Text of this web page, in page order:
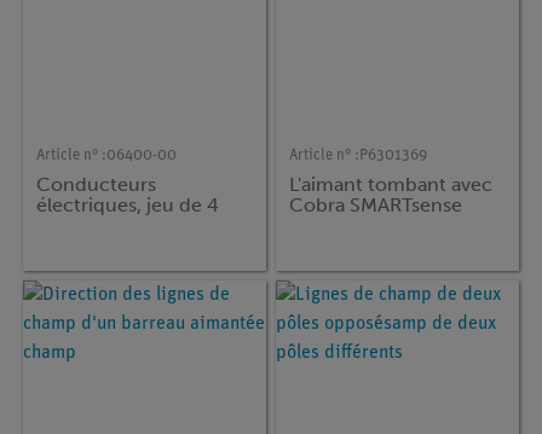
Article n° :06400-00
Conducteurs
électriques, jeu de 4
Article n° : P6301369
L'aimant tombant avec
Cobra SMARTsense